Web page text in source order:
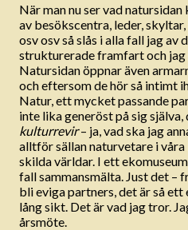
När man nu ser vad
av besökscentra, leder,
osv osv så slås i alla fall jag av
strukturerade framfart och
Natursidan öppnar även
och eftersom de hör så intimt
Natur, ett mycket passande
inte lika generöst på sig
kulturrevir– ja, vad ska jag
alltför sällan naturvetare i
skilda världar. I ett
fall sammansmälta. Just det –
bli eviga partners, det är så ett
lång sikt. Det är vad jag tror.
årsmöte.